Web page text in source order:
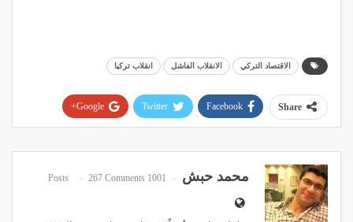
الاقتصاد التركي الانقلاب الفاشل انقلاب تركيا
Share
Facebook
Twitter
Google+
محمد حبش 1001 Posts
267 Comments